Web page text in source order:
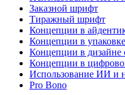
Заказной шрифт
Тиражный шрифт
Концепции в
Концепции в упаковке
Концепции в дизайне
Концепции в
Использование ИИ и
Pro Bono